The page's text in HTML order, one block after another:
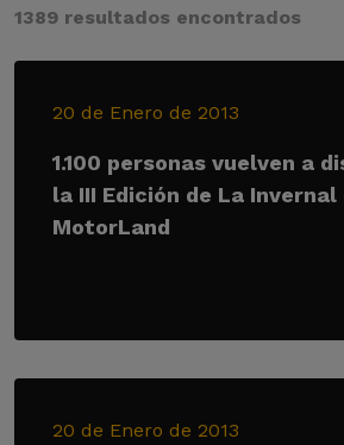
1389 resultados encontrados
20 de Enero de 2013
1.100 personas vuelven a
la III Edición de La Invernal
MotorLand
20 de Enero de 2013